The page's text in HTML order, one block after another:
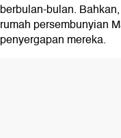
berbulan-bulan.
rumah persembunyian
penyergapan mereka.